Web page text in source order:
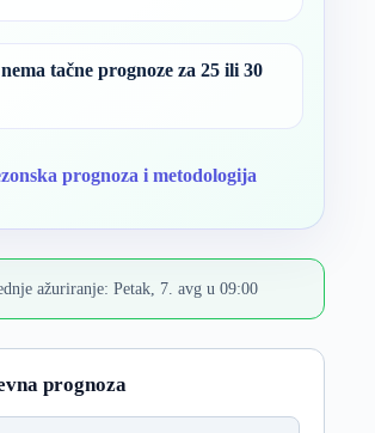
tačne prognoze za 25 ili 30
prognoza i metodologija
ažuriranje: Petak, 7. avg u 09:00
prognoza